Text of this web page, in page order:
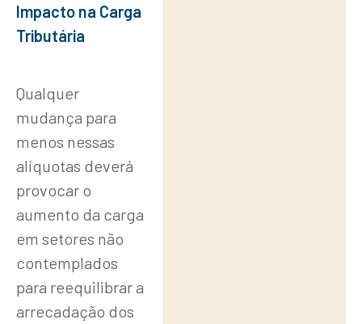
Impacto na Carga
Tributária
Qualquer
mudança para
menos nessas
alíquotas deverá
provocar o
aumento da carga
em setores não
contemplados
para reequilibrar a
arrecadação dos